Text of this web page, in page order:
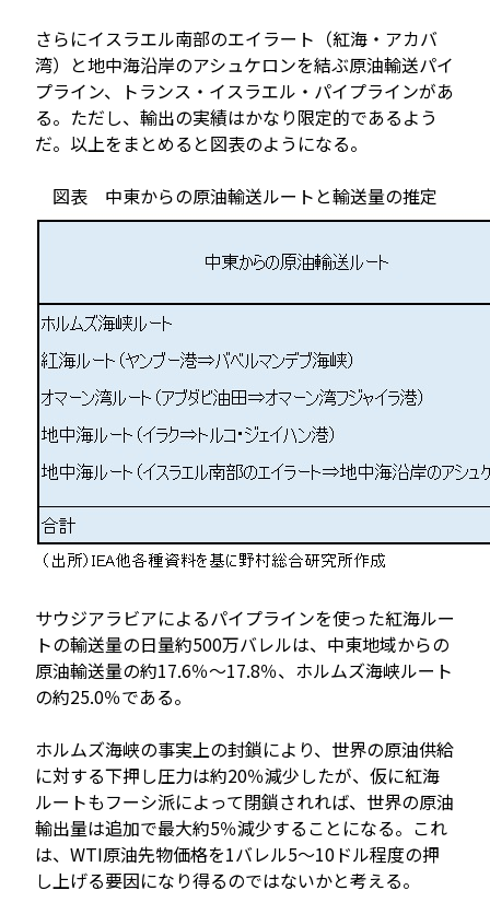
さらにイスラエル南部のエイラート（紅海・アカバ
湾）と地中海沿岸のアシュケロンを結ぶ原油輸送パイ
プライン、トランス・イスラエル・パイプラインがあ
る。ただし、輸出の実績はかなり限定的であるよう
だ。以上をまとめると図表のようになる。
図表 中東からの原油輸送ルートと輸送量の推定
サウジアラビアによるパイプラインを使った紅海ルー
トの輸送量の日量約500万バレルは、中東地域からの
原油輸送量の約17.6％～17.8％、ホルムズ海峡ルート
の約25.0％である。
ホルムズ海峡の事実上の封鎖により、世界の原油供給
に対する下押し圧力は約20％減少したが、仮に紅海
ルートもフーシ派によって閉鎖されれば、世界の原油
輸出量は追加で最大約5％減少することになる。これ
は、WTI原油先物価格を1バレル5～10ドル程度の押
し上げる要因になり得るのではないかと考える。